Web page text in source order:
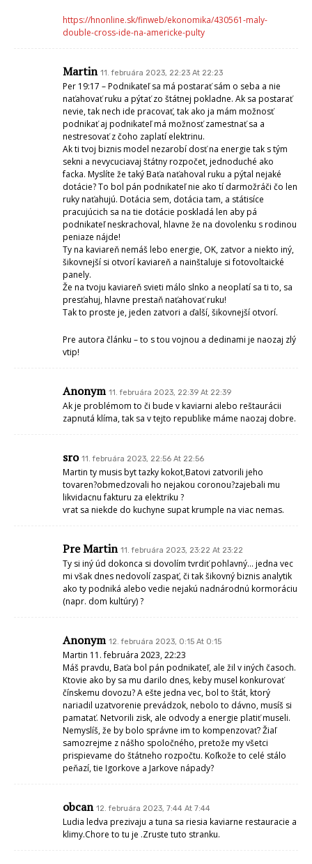
https://hnonline.sk/finweb/ekonomika/430561-maly-
double-cross-ide-na-americke-pulty
Martin 11. februára 2023, 22:23 At 22:23
Per 19:17 – Podnikateľ sa má postarať sám o seba a nie
naťahovať ruku a pýtať zo štátnej pokladne. Ak sa postarať
nevie, tak nech ide pracovať, tak ako ja mám možnosť
podnikať aj podnikateľ má možnosť zamestnať sa a
nestresovať z čoho zaplatí elektrinu.
Ak ti tvoj biznis model nezarobí dosť na energie tak s tým
sekni a nevycuciavaj štátny rozpočet, jednoduché ako
facka. Myslíte že taký Baťa naťahoval ruku a pýtal nejaké
dotácie? To bol pán podnikateľ nie ako tí darmožráči čo len
ruky naťahujú. Dotácia sem, dotácia tam, a státisíce
pracujúcich sa na tie dotácie poskladá len aby pá
podnikateľ neskrachoval, hlavne že na dovolenku s rodinou
peniaze nájde!
Ty na kaviareň nemáš lebo energie, OK, zatvor a niekto iný,
šikovnejší si otvorí kaviareň a nainštaluje si fotovoltaické
panely.
Že na tvoju kaviareň svieti málo slnko a neoplatí sa ti to, sa
presťahuj, hlavne prestaň naťahovať ruku!
Tak to proste je, jeden zatvori a ďalší, šikovnejší otvorí.
Pre autora článku – to s tou vojnou a dedinami je naozaj zlý
vtip!
Anonym 11. februára 2023, 22:39 At 22:39
Ak je problémom to či bude v kaviarni alebo reštaurácii
zapnutá klíma, tak sa v tejto republike máme naozaj dobre.
sro 11. februára 2023, 22:56 At 22:56
Martin ty musis byt tazky kokot,Batovi zatvorili jeho
tovaren?obmedzovali ho nejakou coronou?zajebali mu
likvidacnu fakturu za elektriku ?
vrat sa niekde do kuchyne supat krumple na viac nemas.
Pre Martin 11. februára 2023, 23:22 At 23:22
Ty si iný úd dokonca si dovolím tvrdiť pohlavný… jedna vec
mi však dnes nedovolí zaspať, či tak šikovný biznis analytik
ako ty podniká alebo vedie nejakú nadnárodnú kormoráciu
(napr. dom kultúry) ?
Anonym 12. februára 2023, 0:15 At 0:15
Martin 11. februára 2023, 22:23
Máš pravdu, Baťa bol pán podnikateľ, ale žil v iných časoch.
Ktovie ako by sa mu darilo dnes, keby musel konkurovať
čínskemu dovozu? A ešte jedna vec, bol to štát, ktorý
nariadil uzatvorenie prevádzok, nebolo to dávno, musíš si
pamatať. Netvorili zisk, ale odvody a energie platiť museli.
Nemyslíš, že by bolo správne im to kompenzovať? Žiaľ
samozrejme z nášho spoločného, pretože my všetci
prispievame do štátneho rozpočtu. Koľkože to celé stálo
peňazí, tie Igorkove a Jarkove nápady?
obcan 12. februára 2023, 7:44 At 7:44
Ludia ledva prezivaju a tuna sa riesia kaviarne restauracie a
klimy.Chore to tu je .Zruste tuto stranku.